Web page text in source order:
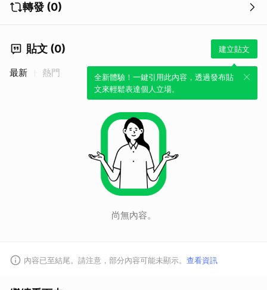
轉發 (0)
貼文 (0) 建立貼文
全新體驗！一鍵引用此內容，透過發布貼
文來輕鬆表達個人立場。
最新 熱門
尚無內容。
內容已至結尾。請注意，部分內容可能未顯示。 查看資訊